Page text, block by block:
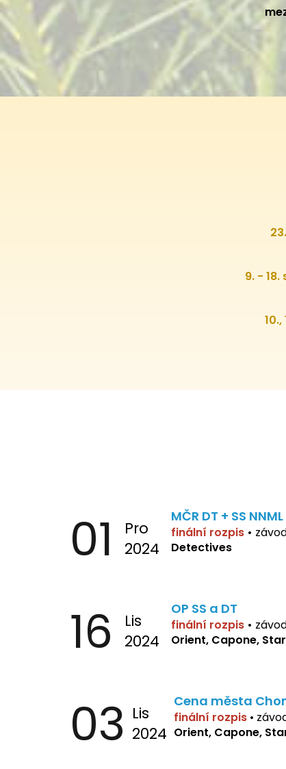
9. - 18.
01
Pro
2024
MČR DT + SS NNML
finální rozpis •
Detectives
16
Lis
2024
OP SS a DT
finální rozpis •
Orient, Capone,
03 Lis
2024
Cena města
finální rozpis •
Orient, Capone,